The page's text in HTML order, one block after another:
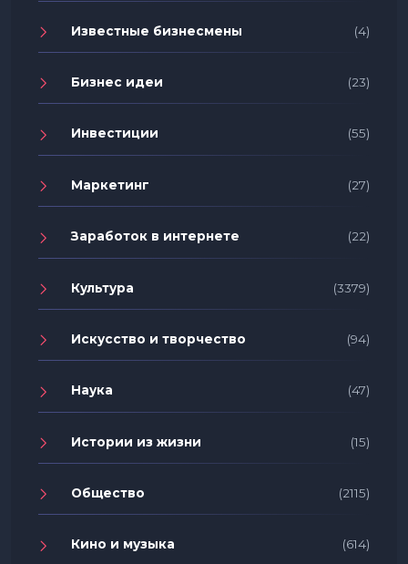
Известные бизнесмены (4)
Бизнес идеи (23)
Инвестиции (55)
Маркетинг (27)
Заработок в интернете (22)
Культура (3379)
Искусство и творчество (94)
Наука (47)
Истории из жизни (15)
Общество (2115)
Кино и музыка (614)